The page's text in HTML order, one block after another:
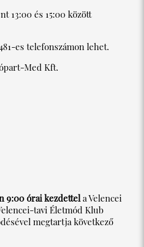
13:00 és 15:00 között
es telefonszámon lehet.
Med Kft.
9:00 órai kezdettel a Velencei
tavi Életmód Klub
megtartja következő